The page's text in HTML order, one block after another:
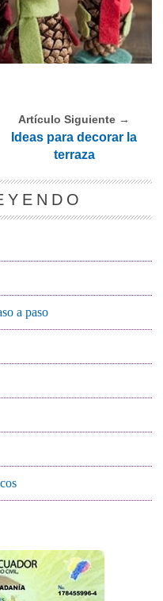
Artículo Siguiente →
Ideas para decorar la
terraza
a paso